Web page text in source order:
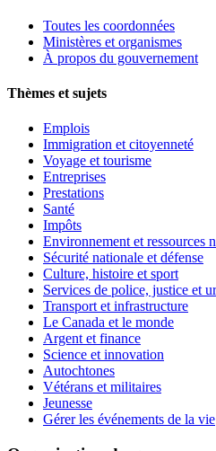
Toutes les coordonnées
Ministères et organismes
À propos du gouvernement
Thèmes et sujets
Emplois
Immigration et citoyenneté
Voyage et tourisme
Entreprises
Prestations
Santé
Impôts
Environnement et ressources
Sécurité nationale et défense
Culture, histoire et sport
Services de police, justice et
Transport et infrastructure
Le Canada et le monde
Argent et finance
Science et innovation
Autochtones
Vétérans et militaires
Jeunesse
Gérer les événements de la vie